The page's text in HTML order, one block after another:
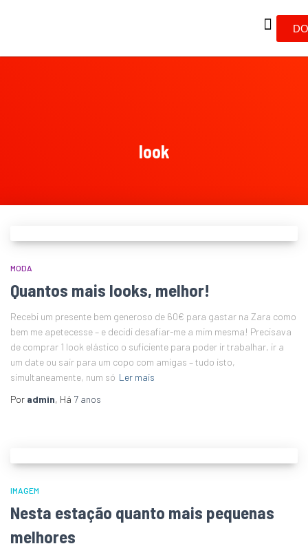
look
MODA
Quantos mais looks, melhor!
Recebi um presente bem generoso de 60€ para gastar na Zara como
bem me apetecesse – e decidi desafiar-me a mim mesma! Precisava
de comprar 1 look elástico o suficiente para poder ir trabalhar, ir a
um date ou sair para um copo com amigas – tudo isto,
simultaneamente, num só Ler mais
Por admin, Há 7 anos
IMAGEM
Nesta estação quanto mais pequenas
melhores